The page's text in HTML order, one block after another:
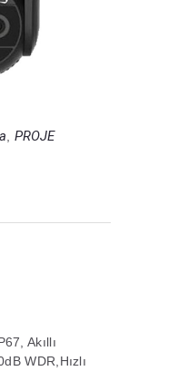
PROJE
Akıllı
WDR,Hızlı